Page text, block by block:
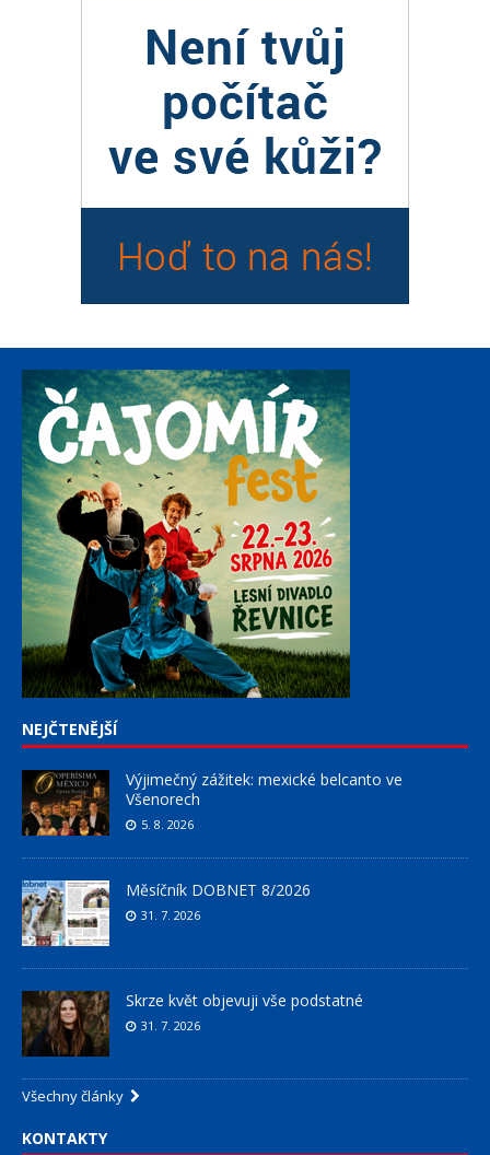
NEJČTENĚJŠÍ
Výjimečný zážitek: mexické belcanto ve
Všenorech
5. 8. 2026
Měsíčník DOBNET 8/2026
31. 7. 2026
Skrze květ objevuji vše podstatné
31. 7. 2026
Všechny články
KONTAKTY